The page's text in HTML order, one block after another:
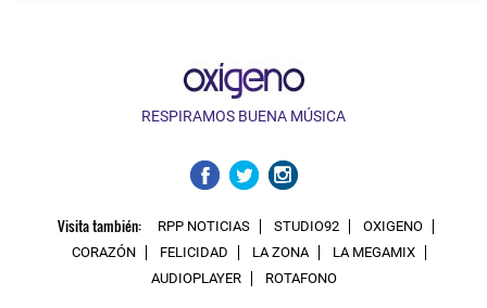
RESPIRAMOS BUENA MÚSICA
Visita también: RPP NOTICIAS STUDIO92
OXIGENO
CORAZÓN
FELICIDAD LA ZONA
LA MEGAMIX
AUDIOPLAYER
ROTAFONO